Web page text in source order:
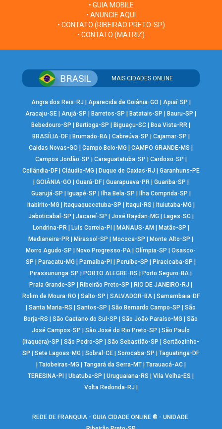
• GUIA MOBILE
• ANUNCIE AQUI
• CONTATO (RIBEIRÃO PRETO-SP)
• CONTATO (MATRIZ)
MAIS CIDADES ONLINE
Angra dos Reis-RJ Aparecida de Goiânia-GO Apiaí-SP
Aracaju-SE |Arujá-SP Barretos-SP Batatais-SP Bauru-SP
Bebedouro-SP
Bertioga-SP Biguaçu-SC Boa Vista-RR
BRASÍLIA-DF| Brumado-BA| Cabreúva-SP Cajamar-SP
Caldas Novas-GO
|Campo Belo-MG |CAMPO GRANDE-MS
Campos Jordão-SP
Caraguatatuba-SP Cardoso-SP
Ceilândia-DF| Cláudio-MG Duque de Caxias-RJ
Garanhuns-PE
GOIÂNIA-GO Guará-DF| Guarapuava-PR| Guariba-SP
Guarujá-SP
Iguapé-SP Ilha Bela-SP Ilha Comprida-SP
Itabirito-MG
Itaquaquecetuba-SP Itaqui-RS Ituiutaba-MG
Jaboticabal-SP
Jacareí-SP José Raydan-MG Lages-SC|
Londrina-PR| Luís Correia-PI MANAUS-AM Matão-SP
Medianeira-PR
Mirassol-SP Mococa-SP Monte Alto-SP
Morro Agudo-SP
Novo Progresso-PA |Olímpia-SP |Osasco-
SP
Paracatu-MG Parnaíba-PI Peruíbe-SP Piracicaba-SP
Pirassununga-SP
PORTO ALEGRE-RS Porto Seguro-BA
Praia Grande-SP
Ribeirão Preto-SP RIO DE JANEIRO-RJ
Rolim de Moura-RO
Salto-SP SALVADOR-BA| Samambaia-DF
|Santa Maria-RS |Santos-SP |São Bernardo Campo-SP |São
Borja-RS
|São Caetano do Sul-SP |São João Paraíso-MG |São
José Campos-SP
|São José do Rio Preto-SP |São Paulo
(Itaquera)-SP
|São Pedro-SP |São Sebastião-SP |Sertãozinho-
SP
|Sete Lagoas-MG |Sobral-CE |Sorocaba-SP |Taguatinga-DF
Taiobeiras-MG Tangará da Serra-MT| Tarauacá-AC|
TERESINA-PI
|Ubatuba-SP |Uruguaiana-RS |Vila Velha-ES
Volta Redonda-RJ
REDE DE FRANQUIA - GUIA CIDADE ONLINE ® - UNIDADE: